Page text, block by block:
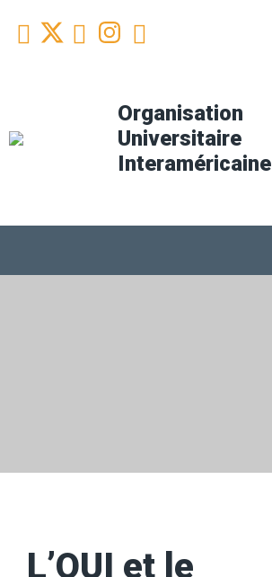
Organisation
Universitaire
Interaméricaine
 Facebook
 YoutubeInstagram

L’OUI et le